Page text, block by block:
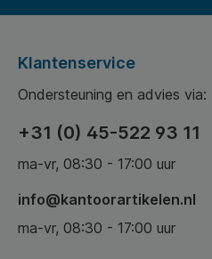
Klantenservice
Ondersteuning en advies via:
+31 (0) 45-522 93 11
ma-vr, 08:30 - 17:00 uur
info@kantoorartikelen.nl
ma-vr, 08:30 - 17:00 uur